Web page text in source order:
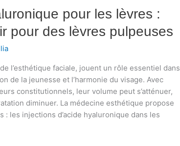
pour les lèvres :
pour des lèvres pulpeuses
l’esthétique faciale, jouent un rôle essentiel dans
de la jeunesse et l’harmonie du visage. Avec
constitutionnels, leur volume peut s’atténuer,
diminuer. La médecine esthétique propose
les injections d’acide hyaluronique dans les